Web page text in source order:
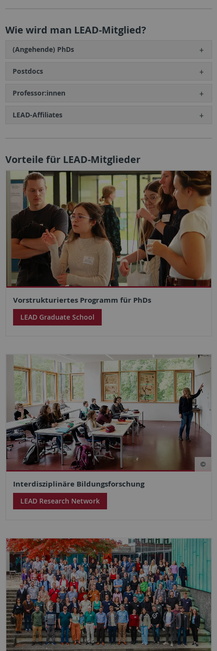
Wie wird man LEAD-Mitglied?
(Angehende) PhDs
Postdocs
Professor:innen
LEAD-Affiliates
Vorteile für LEAD-Mitglieder
Vorstrukturiertes Programm für PhDs
LEAD Graduate School
Interdisziplinäre Bildungsforschung
LEAD Research Network